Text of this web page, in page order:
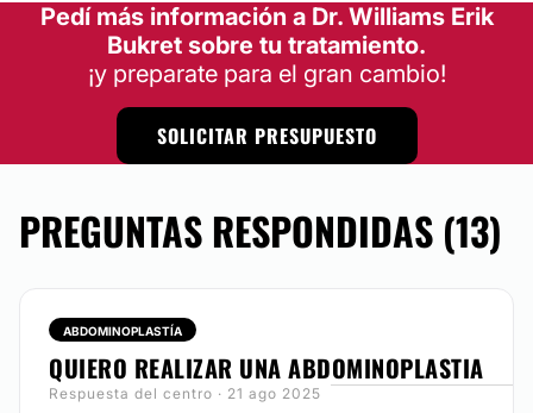
AUMENTO MAMAS RINOPLASTIA RINOPLASTIA
Pedí más información a Dr. Williams Erik
Bukret sobre tu tratamiento.
¡y preparate para el gran cambio!
SOLICITAR PRESUPUESTO
PREGUNTAS RESPONDIDAS (13)
ABDOMINOPLASTÍA
QUIERO REALIZAR UNA ABDOMINOPLASTIA
Respuesta del centro · 21 ago 2025